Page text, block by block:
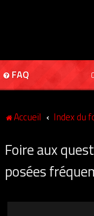
FAQ
Accueil Index du
Foire aux
posées